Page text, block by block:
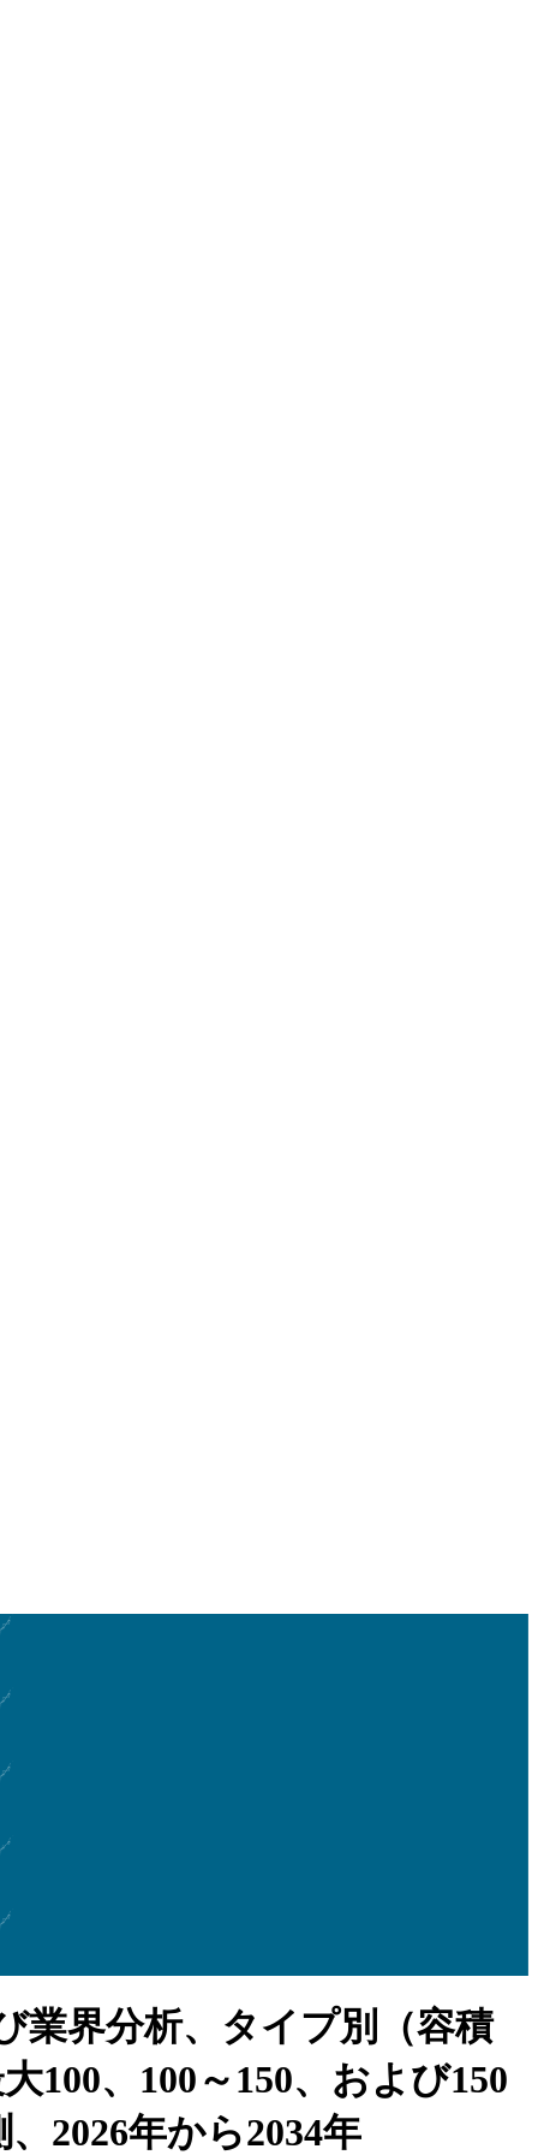
業界分析、タイプ別（容積
100、100～150、および150
2026年から2034年